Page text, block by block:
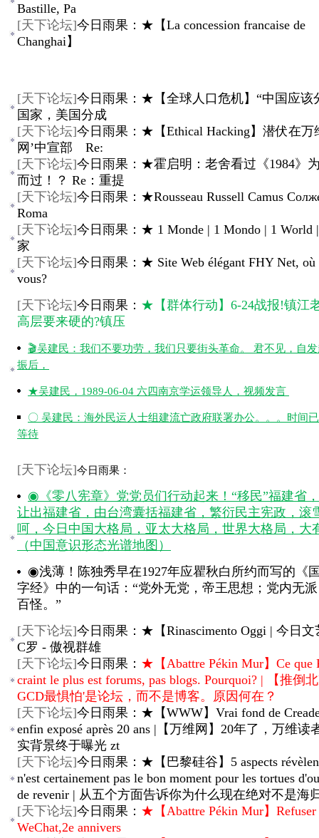
Bastille, Pa
[天下论坛]今日雨果：★【La concession francaise de
Changhai】
[天下论坛]今日雨果：★【全球人口危机】“中国应该
国家，美国分成
[天下论坛]今日雨果：★【Ethical Hacking】潜伏在万
网’中宣部 Re:
[天下论坛]今日雨果：★霍启明：老舍看过《1984》
而过！？ Re：重提
[天下论坛]今日雨果：★Rousseau Russell Camus
Roma
[天下论坛]今日雨果：★ 1 Monde | 1 Mondo | 1 World
家
[天下论坛]今日雨果：★ Site Web élégant FHY Net, où
vous?
[天下论坛]今日雨果： ★【群体行动】6-24战报!镇江
高层要来硬的?镇压
🎬吴建民：我们不要功劳，我们只要街头革命。 君不见，自
振后，
★吴建民，1989-06-04 六四南京学运领导人，视频发言
〇 吴建民：海外民运人士组建流亡政府联署办公。。。时间
等待
[天下论坛]今日雨果：
◉《零八宪章》党党员们行动起来！“移民”福建省
让出福建省，由台湾囊括福建省，繁衍民主宪政，滚
呵，今日中国大格局，亚太大格局，世界大格局，大
（中国意识形态光谱地图）
◉浅薄！陈独秀早在1927年应瞿秋白所约而写的《
字经》中的一句话：“党外无党，帝王思想；党内无
百怪。”
[天下论坛]今日雨果：★【Rinascimento Oggi | 今日文
C罗 - 傲视群雄
[天下论坛]今日雨果： ★【Abattre Pékin Mur】Ce que
craint le plus est forums, pas blogs. Pourquoi? | 【推倒
GCD最惧怕'是论坛，而不是博客。原因何在？
[天下论坛]今日雨果：★【WWW】Vrai fond de
enfin exposé après 20 ans |【万维网】20年了，万维读
实背景终于曝光 zt
[天下论坛]今日雨果：★【巴黎硅谷】5 aspects
n'est certainement pas le bon moment pour les tortues
de revenir | 从五个方面告诉你为什么现在绝对不是海
[天下论坛]今日雨果： ★【Abattre Pékin Mur】Refuser
WeChat,2e annivers